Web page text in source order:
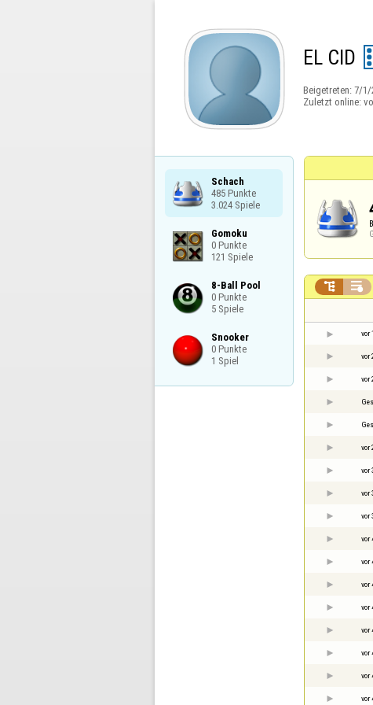
EL CID
Beigetreten: 7/1/
Zuletzt online:
Schach
485 Punkte
3.024 Spiele
Gomoku
0 Punkte
121 Spiele
8-Ball Pool
0 Punkte
5 Spiele
Snooker
0 Punkte
1 Spiel
 
vor
vor
vor
vor
vor
vor
vor
vor
vor
vor
vor
vor
vor
vor
vor